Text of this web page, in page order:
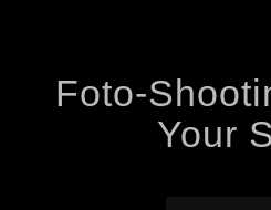
Foto-
Your